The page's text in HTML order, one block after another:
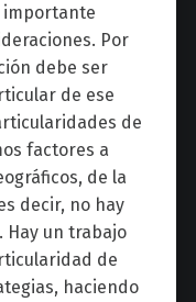
importante
Por
debe ser
de ese
de
factores a
de la
decir, no hay
Hay un trabajo
de
haciendo